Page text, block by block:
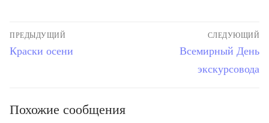
ПРЕДЫДУЩИЙ
Краски осени
СЛЕДУЮЩИЙ
Всемирный День
экскурсовода
Похожие сообщения